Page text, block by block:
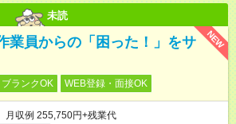
未読
NEW
業員からの「困った！」をサ
ブランクOK WEB登録・面接OK
収例 255,750円+残業代